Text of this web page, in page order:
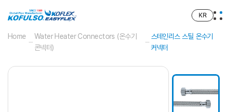
KR
Home
Water Heater Connectors (온수기
콘넥터)
스테인리스 스틸 온수기
커넥터